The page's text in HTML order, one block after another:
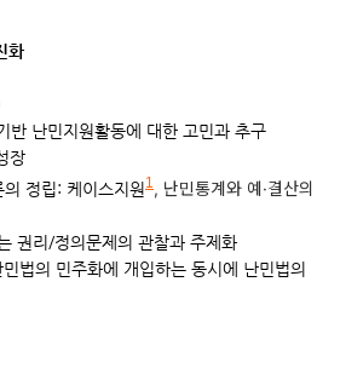
화
반 난민지원활동에 대한 고민과 추구
장
정립: 케이스지원 1 , 난민통계와 예·결산의
리/정의문제의 관찰과 주제화
법의 민주화에 개입하는 동시에 난민법의